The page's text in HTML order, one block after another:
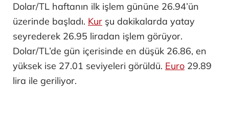
Dolar/TL haftanın ilk işlem gününe 26.94’ün
üzerinde başladı. Kur şu dakikalarda yatay
seyrederek 26.95 liradan işlem görüyor.
Dolar/TL’de gün içerisinde en düşük 26.86, en
yüksek ise 27.01 seviyeleri görüldü. Euro 29.89
lira ile geriliyor.